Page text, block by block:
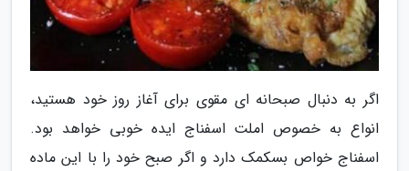
اگر به دنبال صبحانه ای مقوی برای آغاز روز خود هستید،
انواع به خصوص املت اسفناج ایده خوبی خواهد بود.
اسفناج خواص بسکمک دارد و اگر صبح خود را با این ماده